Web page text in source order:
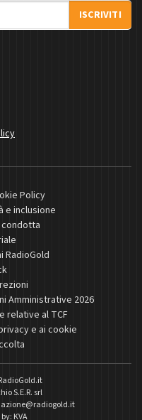
ISCRIVITI
Policy
e inclusione
RadioGold
Amministrative 2026
relative al TCF
e ai cookie
S.E.R. srl
KVA